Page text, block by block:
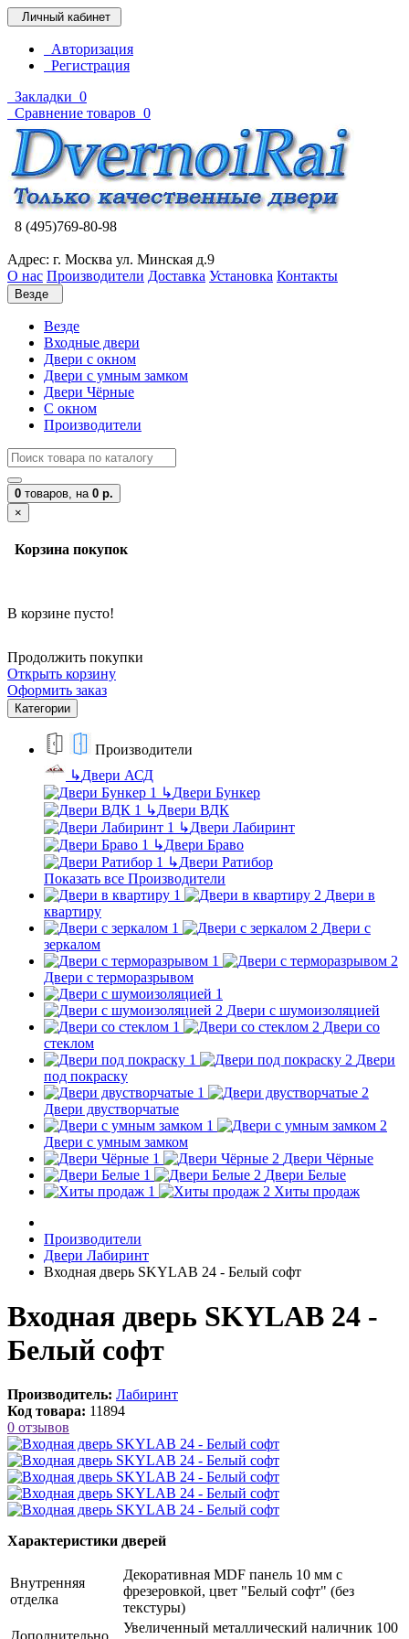
Личный кабинет
Авторизация
Регистрация
Закладки 0
Сравнение товаров 0
8 (495)769-80-98
Адрес: г. Москва ул. Минская д.9
О нас Производители Доставка Установка Контакты
Везде
Везде
Входные двери
Двери с окном
Двери с умным замком
Двери Чёрные
C окном
Производители
0 товаров, на 0 р.
×
Корзина покупок
В корзине пусто!
Продолжить покупки
Открыть корзину
Оформить заказ
Категории
Производители
↳Двери АСД
↳Двери Бункер
↳Двери ВДК
↳Двери Лабиринт
↳Двери Браво
↳Двери Ратибор
Показать все Производители
Двери в
квартиру
Двери с
зеркалом
Двери с терморазрывом
Двери с шумоизоляцией
Двери со
стеклом
Двери
под покраску
Двери двустворчатые
Двери с умным замком
Двери Чёрные
Двери Белые
Хиты продаж
Производители
Двери Лабиринт
Входная дверь SKYLAB 24 - Белый софт
Входная дверь SKYLAB 24 -
Белый софт
Производитель: Лабиринт
Код товара: 11894
0 отзывов
Характеристики дверей
Внутренняя
отделка
Декоративная MDF панель 10 мм с
фрезеровкой, цвет "Белый софт" (без
текстуры)
Увеличенный металлический наличник 100